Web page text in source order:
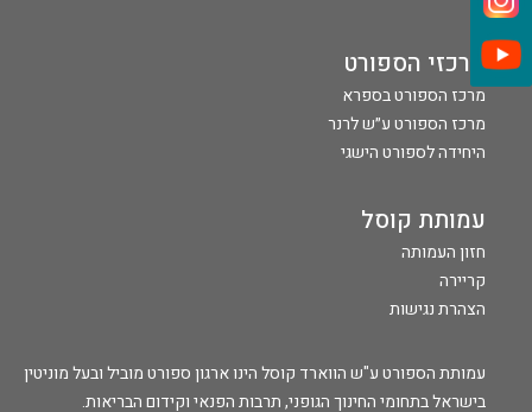
מרכזי הספורט
מרכז הספורט בספרא
מרכז הספורט ע״ש לרנר
היחידה לספורט הישגי
עמותת קוסל
חזון העמותה
קריירה
הצהרת נגישות
עמותת הספורט ע"ש הווארד קוסל הינו ארגון ספורט מוביל ובעל מוניטין
בישראל בתחומי החינוך הגופני, תרבות הפנאי וקידום הבריאות.